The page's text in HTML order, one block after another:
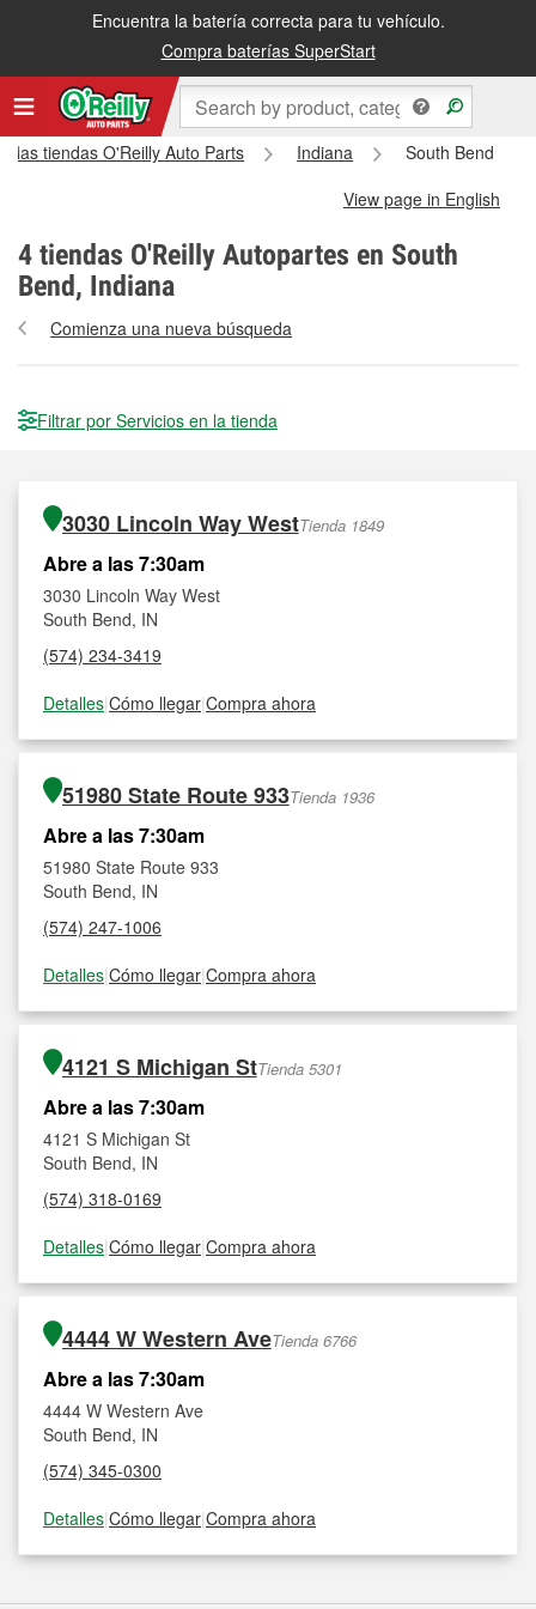
Encuentra la batería correcta para tu vehículo.
Compra baterías SuperStart
las tiendas O'Reilly Auto Parts Indiana
South Bend
View page in English
4 tiendas O'Reilly Autopartes en South
Bend, Indiana
Comienza una nueva búsqueda
Filtrar por Servicios en la tienda
3030 Lincoln Way WestTienda 1849
Abre a las 7:30am
3030 Lincoln Way West
South Bend, IN
(574) 234-3419
Detalles|Cómo llegar|Compra ahora
51980 State Route 933Tienda 1936
Abre a las 7:30am
51980 State Route 933
South Bend, IN
(574) 247-1006
Detalles|Cómo llegar|Compra ahora
4121 S Michigan StTienda 5301
Abre a las 7:30am
4121 S Michigan St
South Bend, IN
(574) 318-0169
Detalles|Cómo llegar|Compra ahora
4444 W Western AveTienda 6766
Abre a las 7:30am
4444 W Western Ave
South Bend, IN
(574) 345-0300
Detalles|Cómo llegar|Compra ahora